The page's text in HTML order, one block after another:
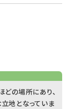
の場所にあり、
地となっていま